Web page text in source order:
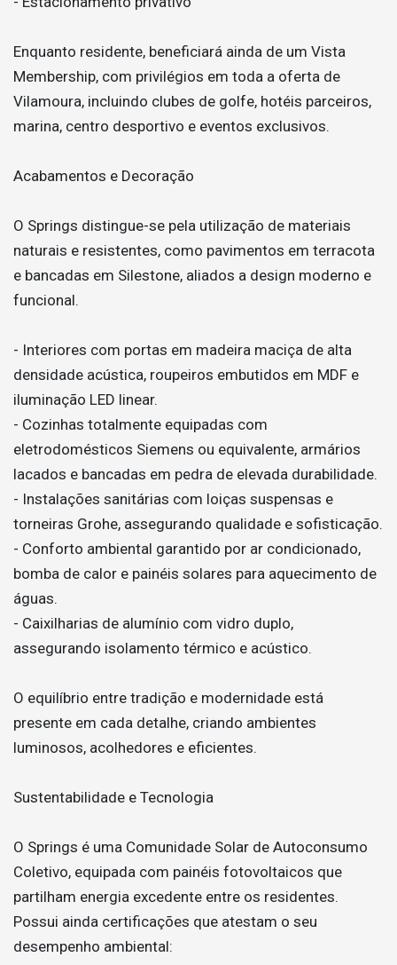
Enquanto residente, beneficiará ainda de um Vista
Membership, com privilégios em toda a oferta de
Vilamoura, incluindo clubes de golfe, hotéis parceiros,
marina, centro desportivo e eventos exclusivos.
Acabamentos e Decoração
O Springs distingue-se pela utilização de materiais
naturais e resistentes, como pavimentos em terracota
e bancadas em Silestone, aliados a design moderno e
funcional.
- Interiores com portas em madeira maciça de alta
densidade acústica, roupeiros embutidos em MDF e
iluminação LED linear.
- Cozinhas totalmente equipadas com
eletrodomésticos Siemens ou equivalente, armários
lacados e bancadas em pedra de elevada durabilidade.
- Instalações sanitárias com loiças suspensas e
torneiras Grohe, assegurando qualidade e sofisticação.
- Conforto ambiental garantido por ar condicionado,
bomba de calor e painéis solares para aquecimento de
águas.
- Caixilharias de alumínio com vidro duplo,
assegurando isolamento térmico e acústico.
O equilíbrio entre tradição e modernidade está
presente em cada detalhe, criando ambientes
luminosos, acolhedores e eficientes.
Sustentabilidade e Tecnologia
O Springs é uma Comunidade Solar de Autoconsumo
Coletivo, equipada com painéis fotovoltaicos que
partilham energia excedente entre os residentes.
Possui ainda certificações que atestam o seu
desempenho ambiental: